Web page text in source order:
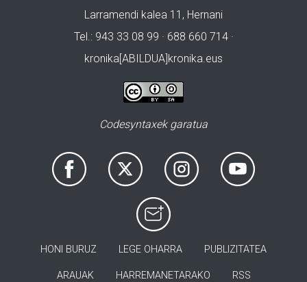
Larramendi kalea 11, Hernani
Tel.: 943 33 08 99 · 688 660 714 ·
kronika[ABILDUA]kronika.eus
Codesyntaxek garatua
HONI BURUZ LEGE OHARRA PUBLIZITATEA
ARAUAK HARREMANETARAKO RSS